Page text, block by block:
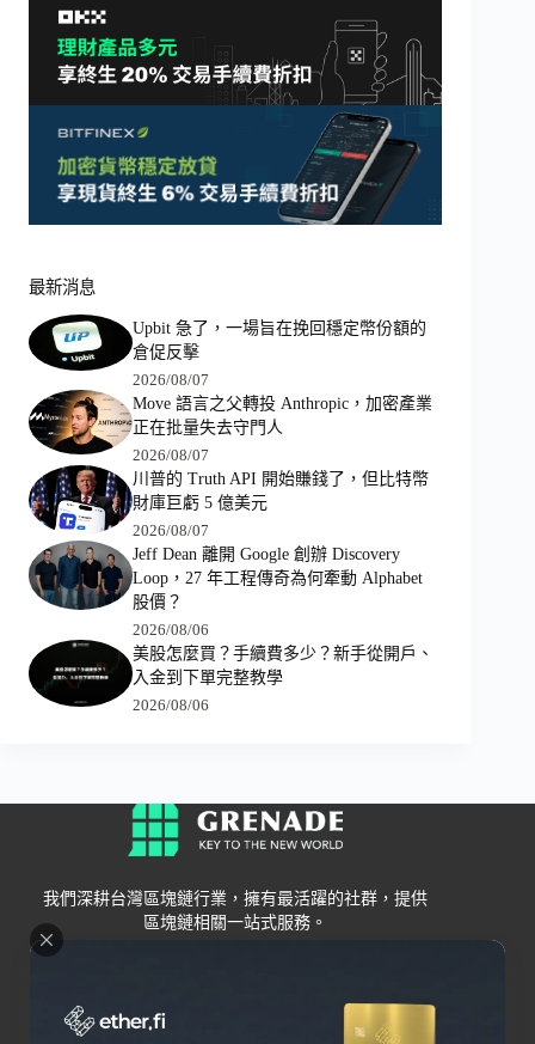
最新消息
Upbit 急了，一場旨在挽回穩定幣份額的
倉促反擊
2026/08/07
Move 語言之父轉投 Anthropic，加密產業
正在批量失去守門人
2026/08/07
川普的 Truth API 開始賺錢了，但比特幣
財庫巨虧 5 億美元
2026/08/07
Jeff Dean 離開 Google 創辦 Discovery
Loop，27 年工程傳奇為何牽動 Alphabet
股價？
2026/08/06
美股怎麼買？手續費多少？新手從開戶、
入金到下單完整教學
2026/08/06
我們深耕台灣區塊鏈行業，擁有最活躍的社群，提供
區塊鏈相關一站式服務。
Grenade 交易所